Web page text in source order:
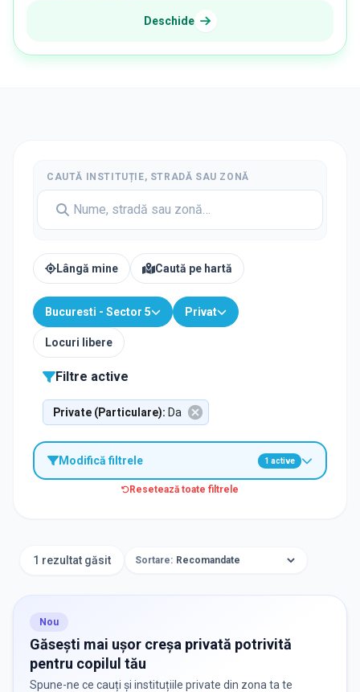
Deschide
CAUTĂ INSTITUȚIE, STRADĂ SAU ZONĂ
Lângă mine Caută pe hartă
Bucuresti - Sector 5 Privat
Locuri libere
Filtre active
Private (Particulare): Da
Modifică filtrele 1 active
Resetează toate filtrele
1 rezultat găsit Sortare:
Nou
Găsești mai ușor creșa privată potrivită
pentru copilul tău
Spune-ne ce cauți și instituțiile private din zona ta te